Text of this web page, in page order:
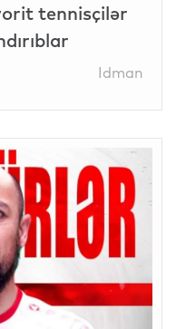
tennisçilər
Idman